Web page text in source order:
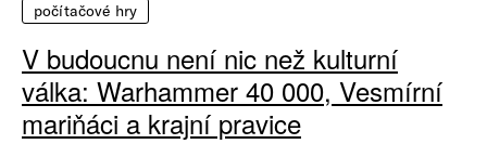
počítačové hry
V budoucnu není nic než kulturní
válka: Warhammer 40 000, Vesmírní
mariňáci a krajní pravice